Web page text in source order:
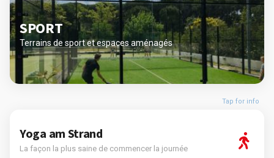
SPORT
Terrains de sport et espaces aménagés
Tap for info
Yoga am Strand
La façon la plus saine de commencer la journée